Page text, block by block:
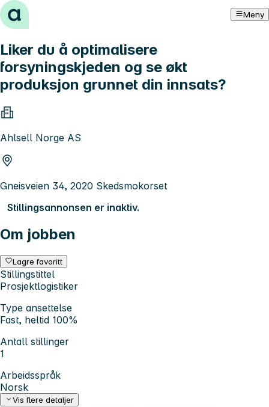
Hopp til innhold Meny
Liker du å optimalisere
forsyningskjeden og se økt
produksjon grunnet din innsats?
Ahlsell Norge AS
Gneisveien 34, 2020 Skedsmokorset
Stillingsannonsen er inaktiv.
Om jobben
Lagre favoritt
Stillingstittel
Prosjektlogistiker
Type ansettelse
Fast, heltid 100%
Antall stillinger
1
Arbeidsspråk
Norsk
Vis flere detaljer